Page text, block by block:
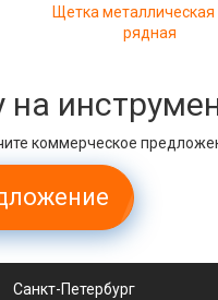
Щетка металлическая
рядная
на
коммерческое
Санкт-Петербург